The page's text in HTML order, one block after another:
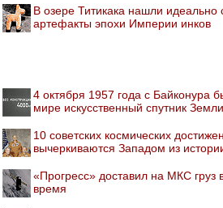
В озере Титикака нашли идеально
артефакты эпохи Империи инков
4 октября 1957 года с Байконура
мире искусственный спутник Земли
10 советских космических
вычеркиваются Западом из
«Прогресс» доставил на МКС груз
время